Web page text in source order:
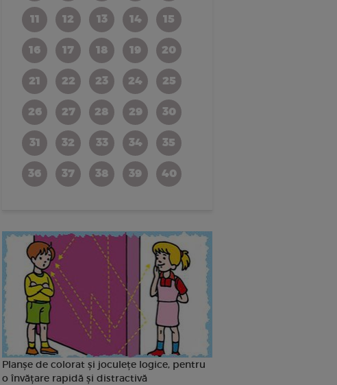
11 12 13 14 15
16 17 18 19 20
21 22 23 24 25
26 27 28 29 30
31 32 33 34 35
36 37 38 39 40
Planșe de colorat și joculețe logice, pentru
o învățare rapidă și distractivă